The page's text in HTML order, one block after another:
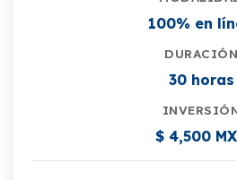
100% en
DURACIÓN
30 horas
$ 4,500